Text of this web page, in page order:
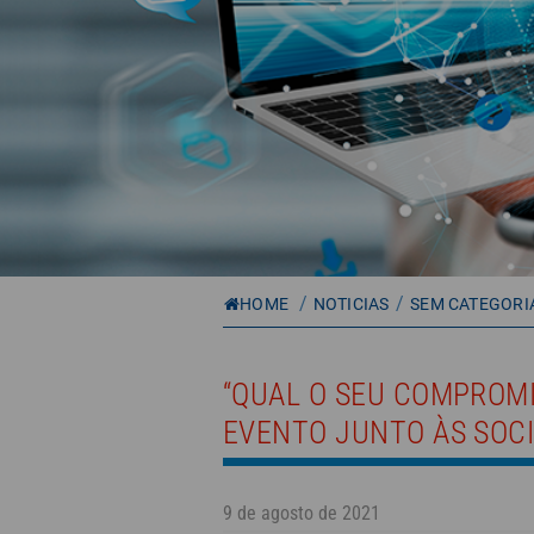
HOME / NOTICIAS / SEM
“QUAL O SEU
EVENTO JUNTO ÀS
9 de agosto de 2021